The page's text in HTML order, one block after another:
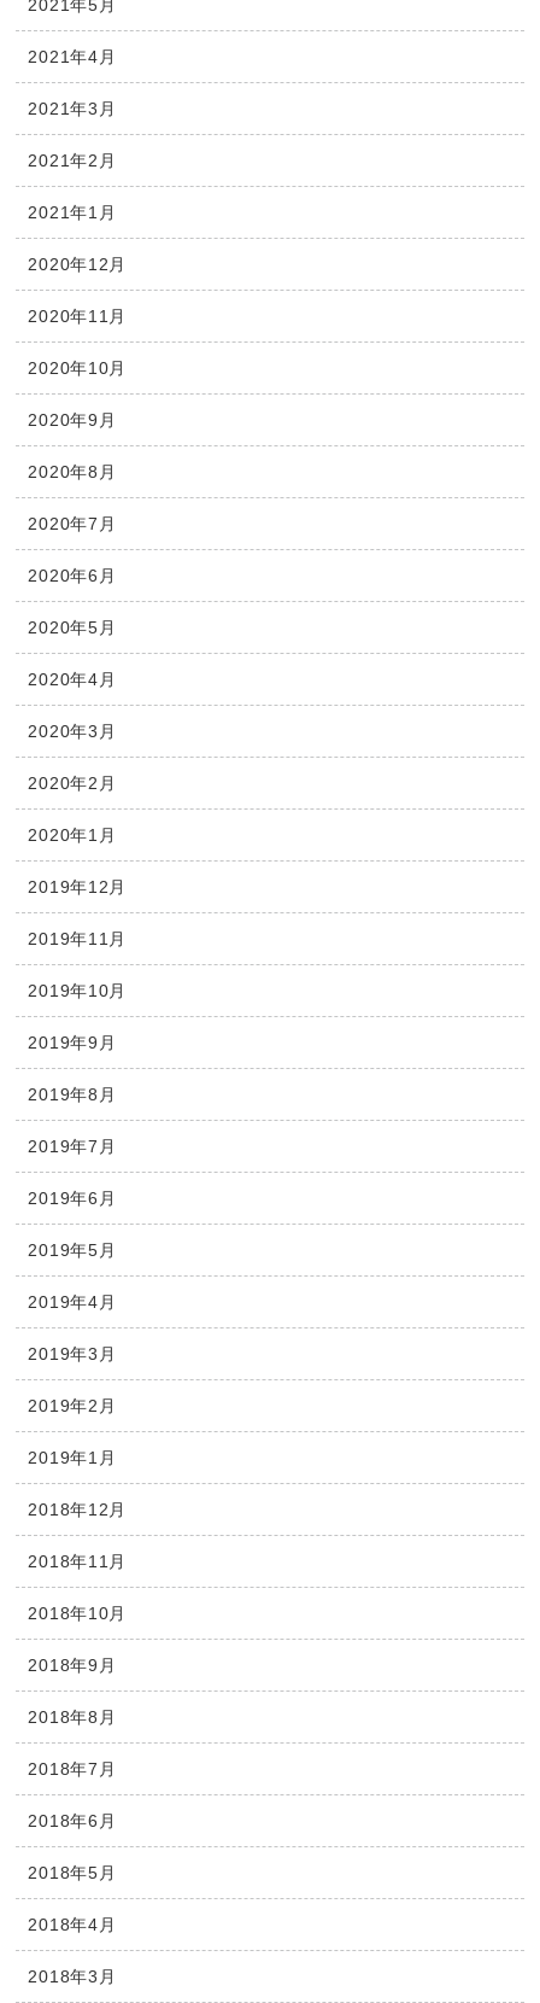
2021年5月
2021年4月
2021年3月
2021年2月
2021年1月
2020年12月
2020年11月
2020年10月
2020年9月
2020年8月
2020年7月
2020年6月
2020年5月
2020年4月
2020年3月
2020年2月
2020年1月
2019年12月
2019年11月
2019年10月
2019年9月
2019年8月
2019年7月
2019年6月
2019年5月
2019年4月
2019年3月
2019年2月
2019年1月
2018年12月
2018年11月
2018年10月
2018年9月
2018年8月
2018年7月
2018年6月
2018年5月
2018年4月
2018年3月